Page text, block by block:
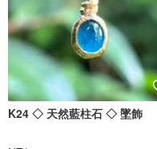
K24 ◇ 天然藍柱石 ◇ 墜飾